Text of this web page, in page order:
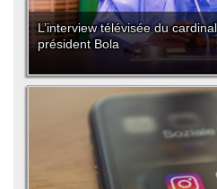
L’interview télévisée du
président Bola